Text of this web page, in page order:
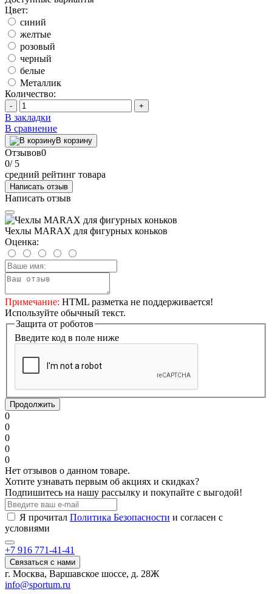
Цвет:
синий
желтые
розовый
черный
белые
Металлик
Количество:
- +
В закладки
В сравнение
В корзину
Отзывов0
0/ 5
средний рейтинг товара
Написать отзыв
Написать отзыв
Чехлы MARAX для фигурных коньков
Оценка:
Примечание: HTML разметка не поддерживается!
Используйте обычный текст.
Защита от роботов
Введите код в поле ниже
Продолжить
0
0
0
0
0
Нет отзывов о данном товаре.
Хотите узнавать первым об акциях и скидках?
Подпишитесь на нашу рассылку и покупайте с выгодой!
Я прочитал Политика Безопасности и согласен с
условиями
+7 916 771-41-41
Связаться с нами
г. Москва, Варшавское шоссе, д. 28Ж
info@sportum.ru